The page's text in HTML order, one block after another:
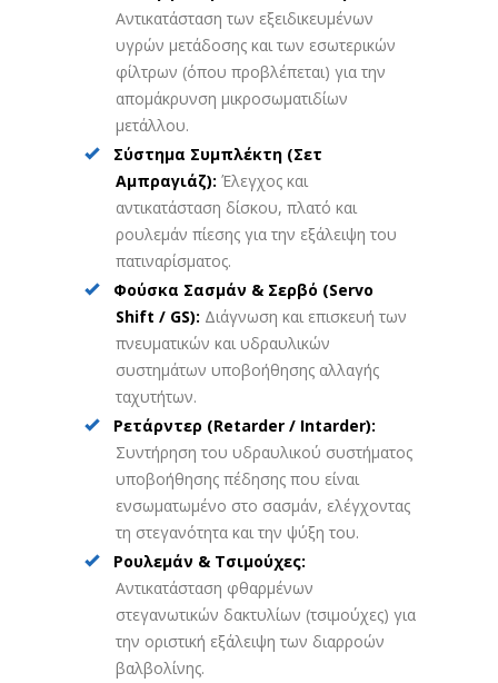
Αντικατάσταση των εξειδικευμένων
υγρών μετάδοσης και των εσωτερικών
φίλτρων (όπου προβλέπεται) για την
απομάκρυνση μικροσωματιδίων
μετάλλου.
Σύστημα Συμπλέκτη (Σετ
Αμπραγιάζ): Έλεγχος και
αντικατάσταση δίσκου, πλατό και
ρουλεμάν πίεσης για την εξάλειψη του
πατιναρίσματος.
Φούσκα Σασμάν & Σερβό (Servo
Shift / GS): Διάγνωση και επισκευή των
πνευματικών και υδραυλικών
συστημάτων υποβοήθησης αλλαγής
ταχυτήτων.
Ρετάρντερ (Retarder / Intarder):
Συντήρηση του υδραυλικού συστήματος
υποβοήθησης πέδησης που είναι
ενσωματωμένο στο σασμάν, ελέγχοντας
τη στεγανότητα και την ψύξη του.
Ρουλεμάν & Τσιμούχες:
Αντικατάσταση φθαρμένων
στεγανωτικών δακτυλίων (τσιμούχες) για
την οριστική εξάλειψη των διαρροών
βαλβολίνης.